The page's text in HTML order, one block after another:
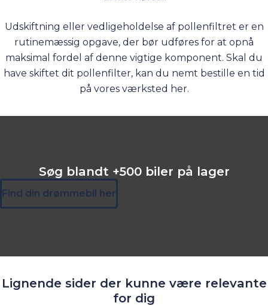
Udskiftning eller vedligeholdelse af pollenfiltret er en
rutinemæssig opgave, der bør udføres for at opnå
maksimal fordel af denne vigtige komponent. Skal du
have skiftet dit pollenfilter, kan du nemt bestille en tid
på vores værksted her.
Søg blandt +500 biler på lager
Find din drømmebil her
Lignende sider der kunne være relevante
for dig